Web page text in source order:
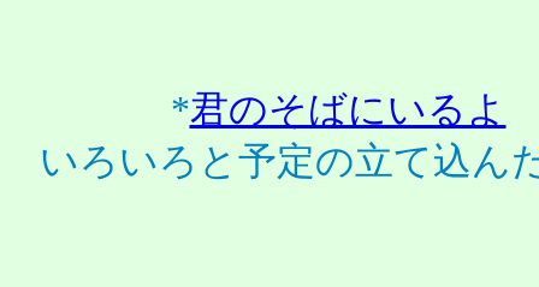
*君のそばにいるよ
いろいろと予定の立て込ん